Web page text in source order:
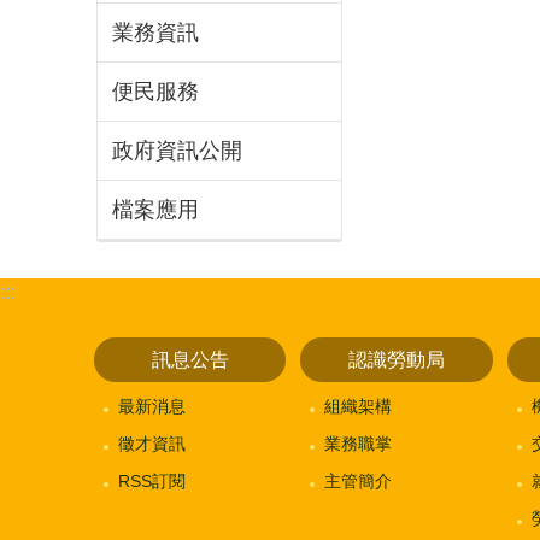
業務資訊
便民服務
政府資訊公開
檔案應用
:::
訊息公告
最新消息
徵才資訊
RSS訂閱
認識勞動局
組織架構
業務職掌
主管簡介